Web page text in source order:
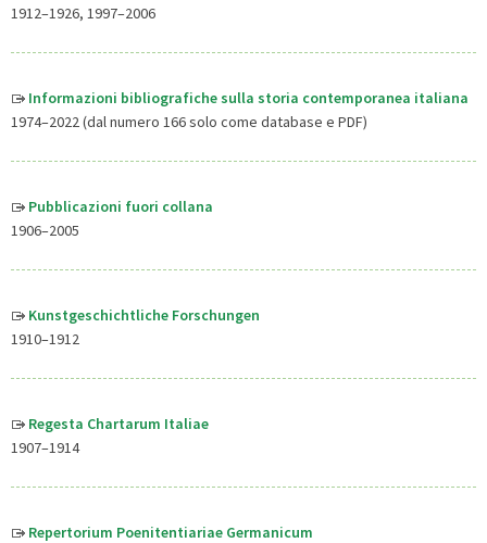
1912–1926, 1997–2006
Informazioni bibliografiche sulla storia contemporanea italiana
1974–2022 (dal numero 166 solo come database e PDF)
Pubblicazioni fuori collana
1906–2005
Kunstgeschichtliche Forschungen
1910–1912
Regesta Chartarum Italiae
1907–1914
Repertorium Poenitentiariae Germanicum